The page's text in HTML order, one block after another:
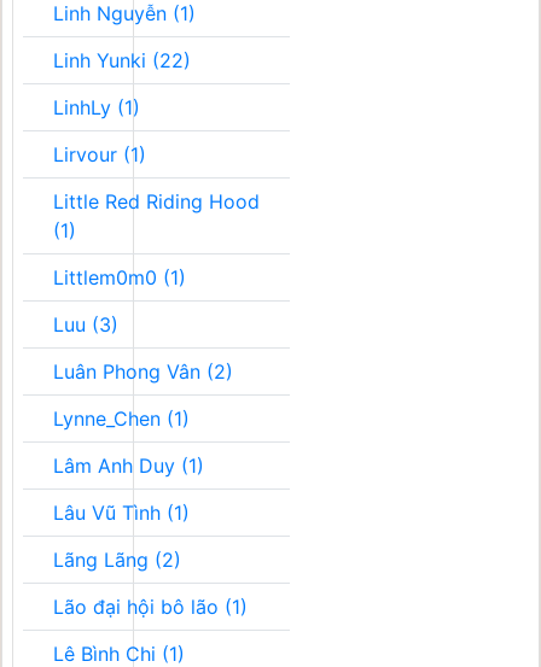
Linh Nguyễn (1)
Linh Yunki (22)
LinhLy (1)
Lirvour (1)
Little Red Riding Hood
(1)
Littlem0m0 (1)
Luu (3)
Luân Phong Vân (2)
Lynne_Chen (1)
Lâm Anh Duy (1)
Lâu Vũ Tình (1)
Lãng Lãng (2)
Lão đại hội bô lão (1)
Lê Bình Chi (1)